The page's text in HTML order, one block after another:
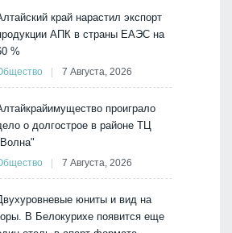
край нарастил экспорт
АПК в страны ЕАЭС на
%
7 Августа, 2026
проиграло
о долгострое в районе ТЦ
7 Августа, 2026
юниты и вид на
В Белокурихе появится еще